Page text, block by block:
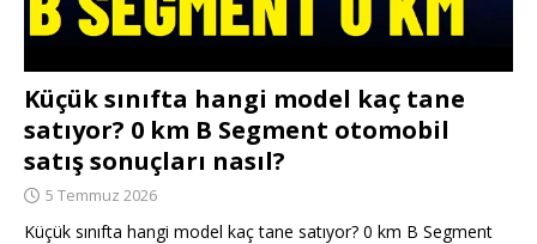
Küçük sınıfta hangi model kaç tane
satıyor? 0 km B Segment otomobil
satış sonuçları nasıl?
5 Temmuz 2026
Küçük sınıfta hangi model kaç tane satıyor? 0 km B Segment